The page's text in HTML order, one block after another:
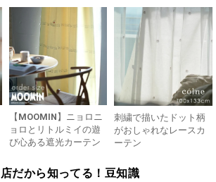
【MOOMIN】ニョロニ
ョロとリトルミイの遊
び心ある遮光カーテン
刺繍で描いたドット柄
がおしゃれなレースカ
ーテン
だから知ってる！豆知識